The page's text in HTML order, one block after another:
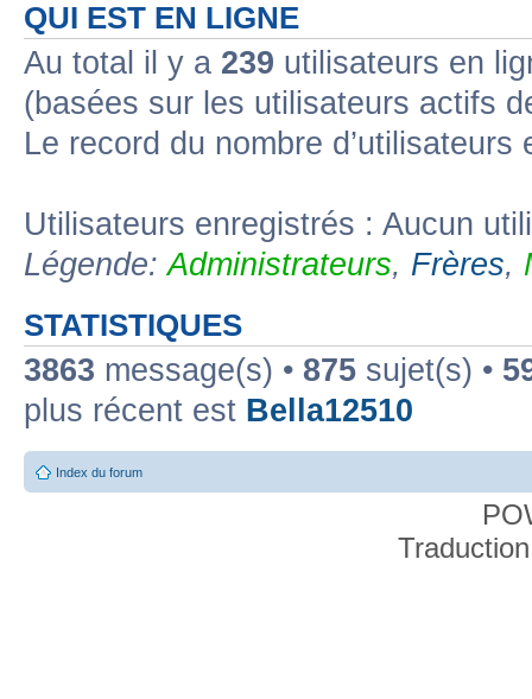
QUI EST EN LIGNE
Au total il y a 239 utilisateurs en
(basées sur les utilisateurs actifs
Le record du nombre
Utilisateurs enregistrés : Aucun
Légende:Administrateurs, Frères,
STATISTIQUES
3863 message(s) • 875 sujet(s) •
plus récent est Bella12510
Index du forum